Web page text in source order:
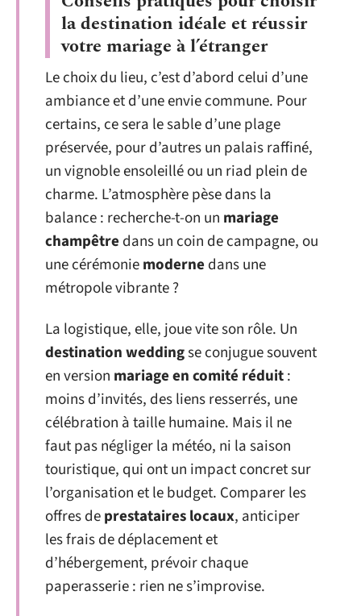
la destination idéale et réussir
votre mariage à l’étranger
Le choix du lieu, c’est d’abord celui d’une
ambiance et d’une envie commune. Pour
certains, ce sera le sable d’une plage
préservée, pour d’autres un palais raffiné,
un vignoble ensoleillé ou un riad plein de
charme. L’atmosphère pèse dans la
balance : recherche-t-on un mariage
champêtre dans un coin de campagne, ou
une cérémoniemoderne dans une
métropole vibrante ?
La logistique, elle, joue vite son rôle. Un
destination weddingse conjugue souvent
en version mariage en comité réduit:
moins d’invités, des liens resserrés, une
célébration à taille humaine. Mais il ne
faut pas négliger la météo, ni la saison
touristique, qui ont un impact concret sur
l’organisation et le budget. Comparer les
offres deprestataires locaux, anticiper
les frais de déplacement et
d’hébergement, prévoir chaque
paperasserie : rien ne s’improvise.